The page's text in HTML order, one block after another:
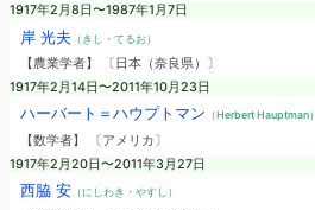
1917年2月8日〜1987年1月7日
岸 光夫 （きし・てるお）
【農業学者】 〔日本（奈良県）〕
1917年2月14日〜2011年10月23日
ハーバート＝ハウプトマン （Herbert Hauptman）
【数学者】 〔アメリカ〕
1917年2月20日〜2011年3月27日
西脇 安（にしわき・やすし）